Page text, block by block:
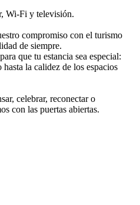
Wi-Fi y televisión.
compromiso con el turismo
de siempre.
que tu estancia sea especial:
la calidez de los espacios
celebrar, reconectar o
con las puertas abiertas.